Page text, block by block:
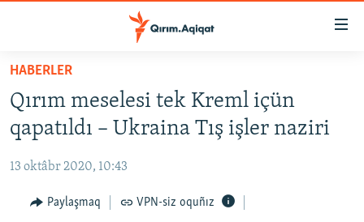
Esas
qaytmaq
Baş
navigatsiyağa
qaytmaq
qaytmaq
SİYASET
İQTİSADİYAT
CEMİYET
MEDENİYET
HABERLER
Qırım meselesi tek Kreml içün
qapatıldı – Ukraina Tış işler naziri
13 oktâbr 2020, 10:43
Paylaşmaq VPN-siz oquñız